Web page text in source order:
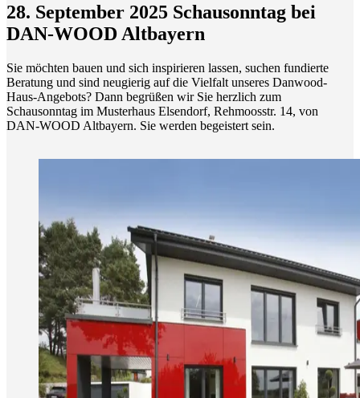
28. September 2025 Schausonntag bei
DAN-WOOD Altbayern
Sie möchten bauen und sich inspirieren lassen, suchen fundierte
Beratung und sind neugierig auf die Vielfalt unseres Danwood-
Haus-Angebots? Dann begrüßen wir Sie herzlich zum
Schausonntag im Musterhaus Elsendorf, Rehmoosstr. 14, von
DAN-WOOD Altbayern. Sie werden begeistert sein.